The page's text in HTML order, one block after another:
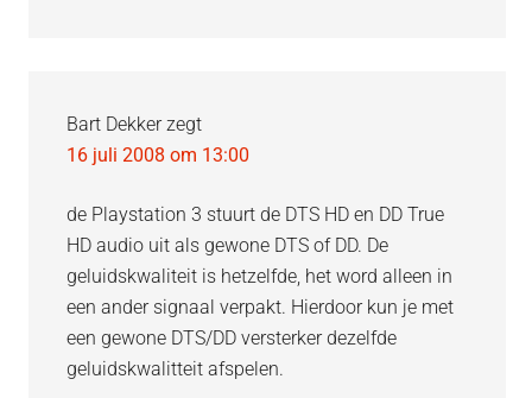
Bart Dekker zegt
16 juli 2008 om 13:00
de Playstation 3 stuurt de DTS HD en DD True
HD audio uit als gewone DTS of DD. De
geluidskwaliteit is hetzelfde, het word alleen in
een ander signaal verpakt. Hierdoor kun je met
een gewone DTS/DD versterker dezelfde
geluidskwalitteit afspelen.